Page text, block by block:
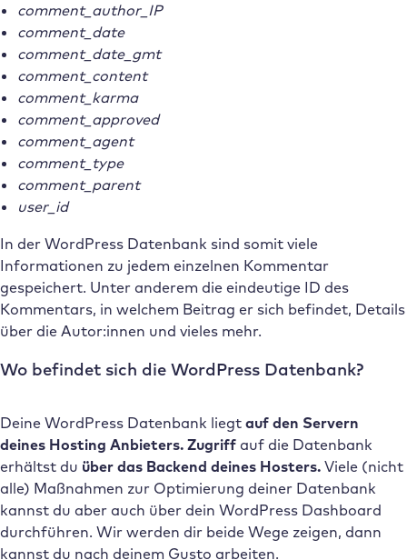
comment_author_IP
comment_date
comment_date_gmt
comment_content
comment_karma
comment_approved
comment_agent
comment_type
comment_parent
user_id
In der WordPress Datenbank sind somit viele
Informationen zu jedem einzelnen Kommentar
gespeichert. Unter anderem die eindeutige ID des
Kommentars, in welchem Beitrag er sich befindet, Details
über die Autor:innen und vieles mehr.
Wo befindet sich die WordPress Datenbank?
Deine WordPress Datenbank liegt auf den Servern
deines Hosting Anbieters. Zugriff auf die Datenbank
erhältst du über das Backend deines Hosters. Viele (nicht
alle) Maßnahmen zur Optimierung deiner Datenbank
kannst du aber auch über dein WordPress Dashboard
durchführen. Wir werden dir beide Wege zeigen, dann
kannst du nach deinem Gusto arbeiten.